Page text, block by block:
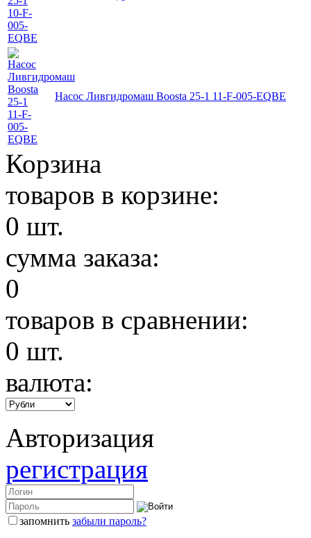
Насос Ливгидромаш Boosta 25-1 11-F-005-EQBE
Корзина
товаров в корзине:
0 шт.
сумма заказа:
0
товаров в сравнении:
0 шт.
валюта:
Авторизация
регистрация
запомнить забыли пароль?